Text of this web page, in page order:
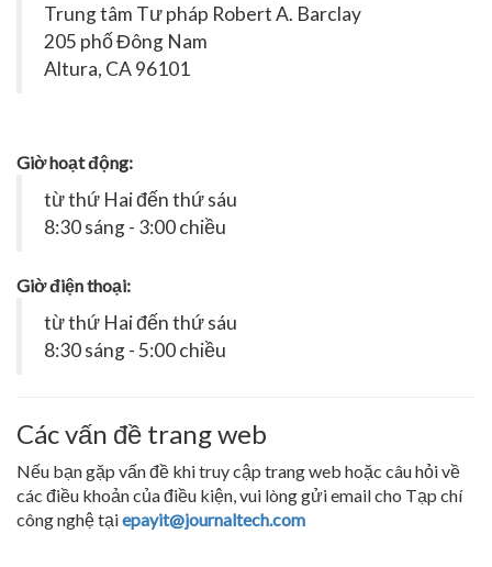
Trung tâm Tư pháp Robert A. Barclay
205 phố Đông Nam
Altura, CA 96101
Giờ hoạt động:
từ thứ Hai đến thứ sáu
8:30 sáng - 3:00 chiều
Giờ điện thoại:
từ thứ Hai đến thứ sáu
8:30 sáng - 5:00 chiều
Các vấn đề trang web
Nếu bạn gặp vấn đề khi truy cập trang web hoặc câu hỏi về
các điều khoản của điều kiện, vui lòng gửi email cho Tạp chí
công nghệ tạiepayit@journaltech.com